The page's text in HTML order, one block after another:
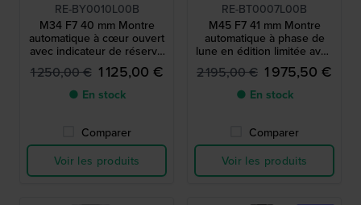
RE-BY0010L00B
M34 F7 40 mm Montre
automatique à cœur ouvert
avec indicateur de réserve
de marche
1 250,00 € 1 125,00 €
● En stock
Comparer
Voir les produits
RE-BT0007L00B
M45 F7 41 mm Montre
automatique à phase de
lune en édition limitée avec
réserve de marche et
bracelet en cuir
supplémentaire
2 195,00 € 1 975,50 €
● En stock
Comparer
Voir les produits